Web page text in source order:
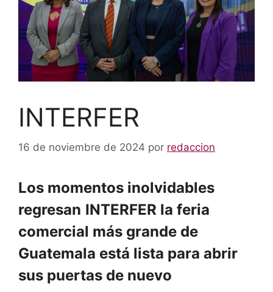
INTERFER
16 de noviembre de 2024 por redaccion
Los momentos inolvidables
regresan INTERFER la feria
comercial más grande de
Guatemala está lista para abrir
sus puertas de nuevo